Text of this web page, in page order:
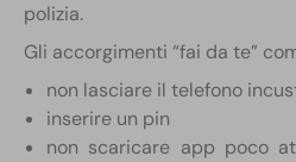
polizia.
Gli accorgimenti “fai da te”
non lasciare il telefono
inserire un pin
non scaricare app poco